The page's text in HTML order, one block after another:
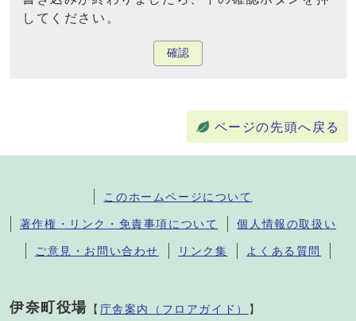
してください。
確認
ページの先頭へ戻る
このホームページについて
著作権・リンク・免責事項について 個人情報の取扱い
ご意見・お問い合わせ リンク集 よくある質問
伊奈町役場 【 庁舎案内（フロアガイド） 】